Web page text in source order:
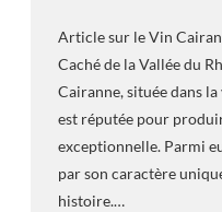
Article sur le Vin
Caché de la Vallée du
Cairanne, située dans
est réputée pour
exceptionnelle. Parmi
par son caractère
histoire.…